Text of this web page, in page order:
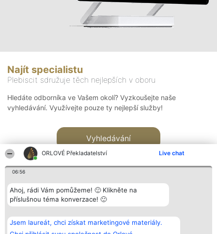
ORLOVÉ Překladatelství Live chat
06:56
Ahoj, rádi Vám pomůžeme! 🙂 Klikněte na
příslušnou téma konverzace! 🙂
Jsem laureát, chci získat marketingové materiály.
Najít specialistu
Plebiscit sdružuje těch nejlepších v oboru
Hledáte odborníka ve Vašem okolí? Vyzkoušejte naše
vyhledávání. Využívejte pouze ty nejlepší služby!
Vyhledávání
Bright Side Solutions sp. z o.
o. sp. k.
ul. Ruska 22
Vítězové
Seznam všech
laureátů
Kontakt